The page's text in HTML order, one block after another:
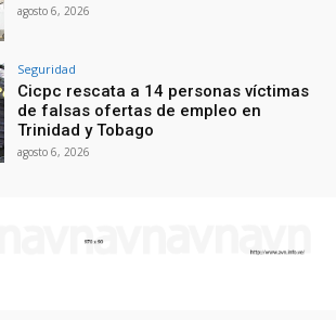
agosto 6, 2026
Seguridad
Cicpc rescata a 14 personas víctimas
de falsas ofertas de empleo en
Trinidad y Tobago
agosto 6, 2026